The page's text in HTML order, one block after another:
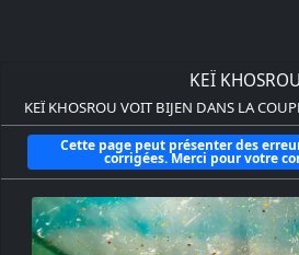
KEÏ KHOSROU
KEÏ KHOSROU VOIT BIJEN DANS LA
Cette page peut présenter des
corrigées. Merci pour votre